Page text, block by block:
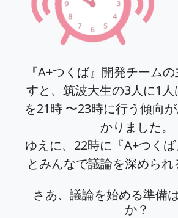
『A+つくば』開発チーム
すと、筑波大生の3人に1
を21時 〜23時に行う傾向
かりました。
ゆえに、 22時に『A+つく
とみんなで議論を深められ
さあ、議論を始める準備
か？